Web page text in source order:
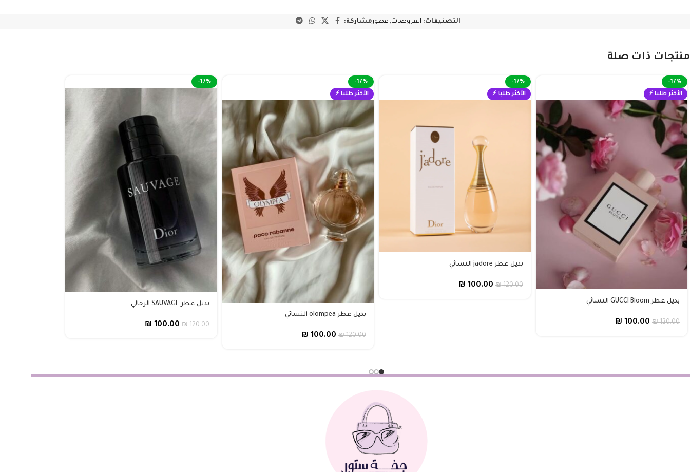
التصنيفات: العروضات, عطورمشاركة:
منتجات ذات صلة
-17%
الأكثر طلبا ⚡
بديل عطر GUCCI Bloom النسائي
₪120.00
₪ 100.00
-17%
الأكثر طلبا ⚡
بديل عطر jadore النسائي
₪120.00
₪ 100.00
-17%
الأكثر طلبا ⚡
بديل عطر olompea النسائي
₪120.00
₪ 100.00
-17%
بديل عطر SAUVAGE الرجالي
₪120.00
₪ 100.00